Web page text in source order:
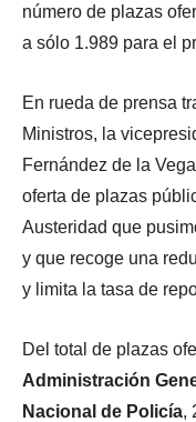
número de plazas
a sólo 1.989 para el
En rueda de prensa
Ministros, la
Fernández de la
oferta de plazas
Austeridad que
y que recoge una
y limita la tasa de
Del total de plazas
Administración
Nacional de Policía,